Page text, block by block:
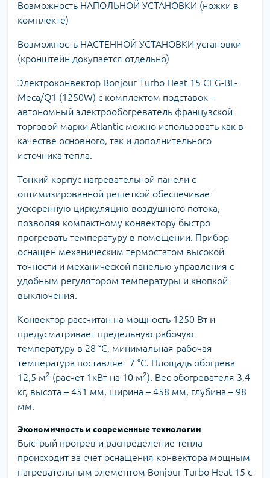
Возможность НАПОЛЬНОЙ УСТАНОВКИ (ножки в
комплекте)
Возможность НАСТЕННОЙ УСТАНОВКИ установки
(кронштейн докупается отдельно)
Электроконвектор Bonjour Turbo Heat 15 CEG-BL-
Meca/Q1 (1250W) с комплектом подставок –
автономный электрообогреватель французской
торговой марки Atlantic можно использовать как в
качестве основного, так и дополнительного
источника тепла.
Тонкий корпус нагревательной панели с
оптимизированной решеткой обеспечивает
ускоренную циркуляцию воздушного потока,
позволяя компактному конвектору быстро
прогревать температуру в помещении. Прибор
оснащен механическим термостатом высокой
точности и механической панелью управления с
удобным регулятором температуры и кнопкой
выключения.
Конвектор рассчитан на мощность 1250 Вт и
предусматривает предельную рабочую
температуру в 28 °С, минимальная рабочая
температура поставляет 7 °C. Площадь обогрева
12,5 м2 (расчет 1кВт на 10 м2). Вес обогревателя 3,4
кг, высота – 451 мм, ширина – 458 мм, глубина – 98
мм.
Экономичность и современные технологии
Быстрый прогрев и распределение тепла
происходит за счет оснащения конвектора мощным
нагревательным элементом Bonjour Turbo Heat 15 с